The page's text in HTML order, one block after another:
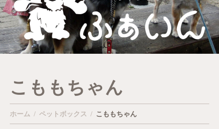
こももちゃん
ホーム ペットボックス こももちゃん